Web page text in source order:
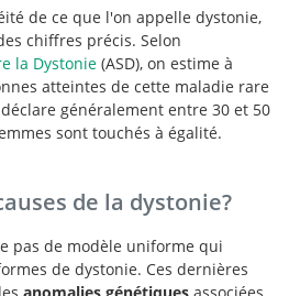
de ce que l'on appelle dystonie,
chiffres précis. Selon
la Dystonie(ASD), on estime à
atteintes de cette maladie rare
généralement entre 30 et 50
sont touchés à égalité.
de la dystonie?
pas de modèle uniforme qui
de dystonie. Ces dernières